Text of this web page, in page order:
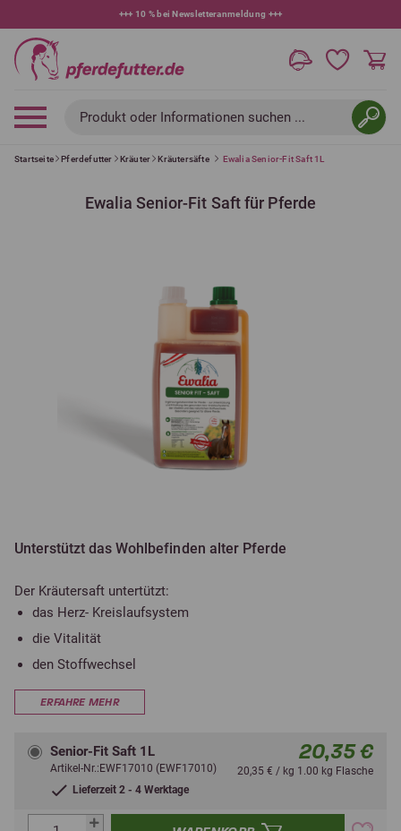
+++ 10 % bei Newsletteranmeldung +++
Produkt oder Informationen suchen ...
Startseite Pferdefutter Kräuter Kräutersäfte Ewalia Senior-Fit Saft 1L
Ewalia Senior-Fit Saft für Pferde
Unterstützt das Wohlbefinden alter Pferde
Der Kräutersaft untertützt:
das Herz- Kreislaufsystem
die Vitalität
den Stoffwechsel
ERFAHRE MEHR
Senior-Fit Saft 1L
Artikel-Nr.:EWF17010 (EWF17010)
Lieferzeit 2 - 4 Werktage
20,35 €
20,35 € / kg 1.00 kg Flasche